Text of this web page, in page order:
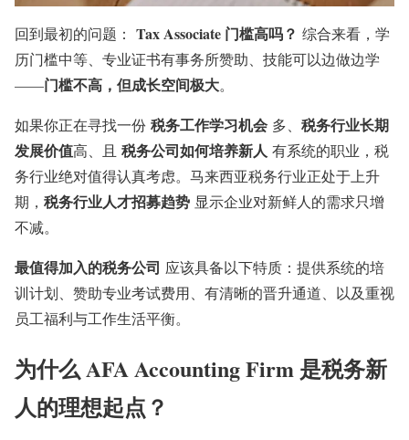
回到最初的问题： Tax Associate 门槛高吗？ 综合来看，学
历门槛中等、专业证书有事务所赞助、技能可以边做边学
——门槛不高，但成长空间极大。
如果你正在寻找一份 税务工作学习机会 多、 税务行业长期
发展价值高、且 税务公司如何培养新人 有系统的职业，税
务行业绝对值得认真考虑。马来西亚税务行业正处于上升
期， 税务行业人才招募趋势 显示企业对新鲜人的需求只增
不减。
最值得加入的税务公司 应该具备以下特质：提供系统的培
训计划、赞助专业考试费用、有清晰的晋升通道、以及重视
员工福利与工作生活平衡。
为什么 AFA Accounting Firm 是税务新
人的理想起点？